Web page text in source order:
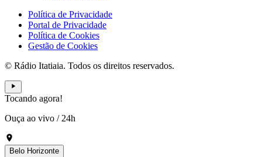
Política de Privacidade
Portal de Privacidade
Política de Cookies
Gestão de Cookies
© Rádio Itatiaia. Todos os direitos reservados.
Tocando agora!
Ouça ao vivo / 24h
Belo Horizonte